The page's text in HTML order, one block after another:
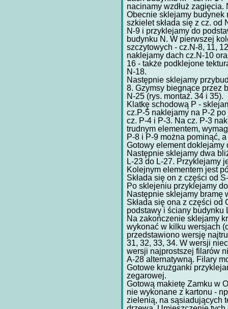
nacinamy wzdłuż
Obecnie sklejamy budynek
szkielet składa się z cz.
N-9 i przyklejamy do
budynku N. W pierwszej
szczytowych - cz.N-8, 11,
naklejamy dach cz.N-10
16 - także podklejone
N-18.
Następnie sklejamy
8. Gzymsy biegnące przez
N-25 (rys. montaż. 34 i 35).
Klatkę schodową P -
cz.P-5 naklejamy na P-2
cz. P-4 i P-3. Na cz. P-3
trudnym elementem,
P-8 i P-9 można pominąć,
Gotowy element
Następnie sklejamy dwa
L-23 do L-27. Przyklejamy
Kolejnym elementem jest
Składa się on z części od
Po sklejeniu przyklejamy
Następnie sklejamy bramę
Składa się ona z części
podstawy i ściany budynku
Na zakończenie sklejamy
wykonać w kilku wersjach
przedstawiono wersję
31, 32, 33, 34. W wersji
wersji najprostszej filarów
A-28 alternatywną. Filary
Gotowe krużganki
zegarowej.
Gotową makietę Zamku w
nie wykonane z kartonu -
zielenią, na sąsiadujących